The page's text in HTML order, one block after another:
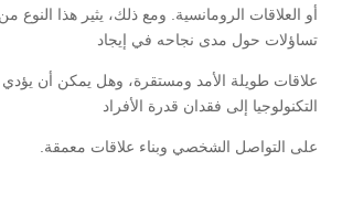
أو العلاقات الرومانسية. ومع ذلك، يثير هذا النوع من
تساؤلات حول مدى نجاحه في إيجاد
علاقات طويلة الأمد ومستقرة، وهل يمكن أن يؤدي
التكنولوجيا إلى فقدان قدرة الأفراد
على التواصل الشخصي وبناء علاقات معمقة.